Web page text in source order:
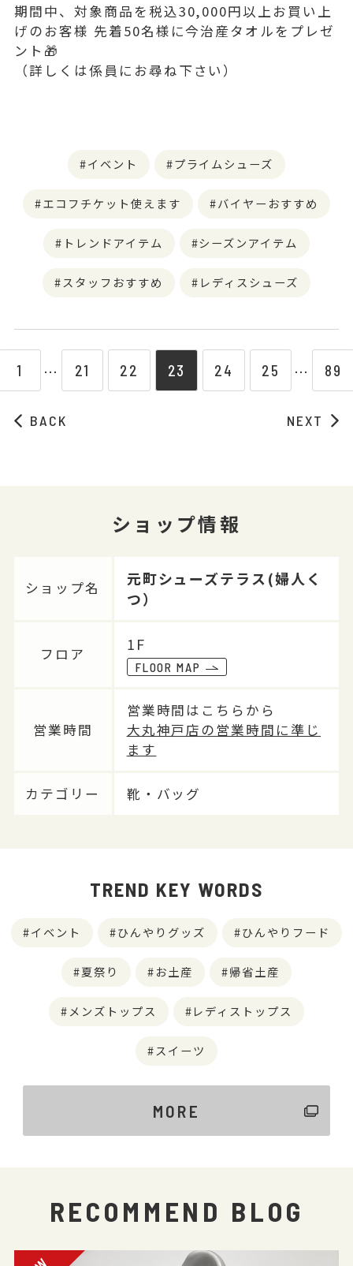
期間中、対象商品を税込30,000円以上お買い上
げのお客様 先着50名様に今治産タオルをプレゼ
ント🎁
（詳しくは係員にお尋ね下さい）
イベント プライムシューズ
エコフチケット使えます バイヤーおすすめ
トレンドアイテム シーズンアイテム
スタッフおすすめ レディスシューズ
BACK
1 ⋯ 21 22 23 24 25 ⋯ 89
NEXT
ショップ情報
ショップ名
元町シューズテラス(婦人く
つ）
フロア
1F
FLOOR MAP
営業時間
営業時間はこちらから
大丸神戸店の営業時間に準じ
ます
カテゴリー 靴・バッグ
TREND KEY WORDS
イベント ひんやりグッズ ひんやりフード
夏祭り お土産 帰省土産
メンズトップス レディストップス
スイーツ
MORE
RECOMMEND BLOG